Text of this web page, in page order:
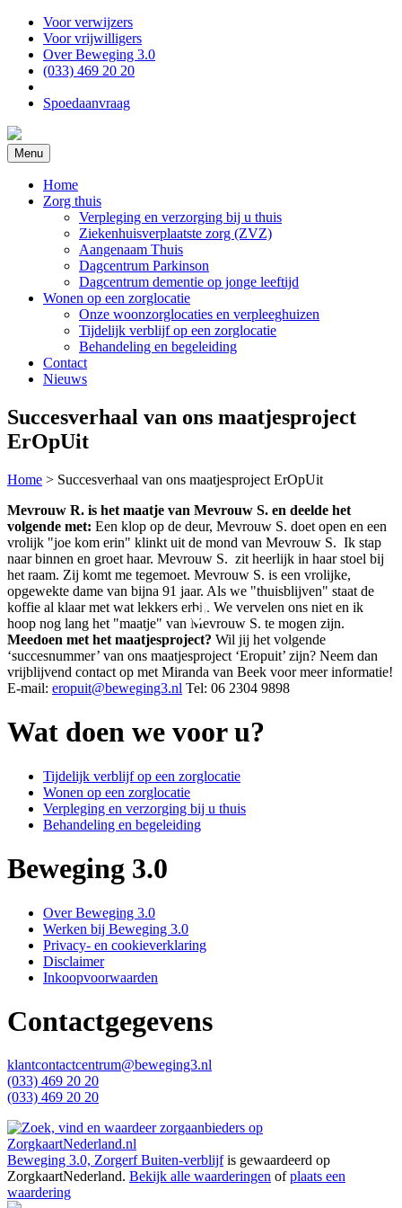
Voor verwijzers
Voor vrijwilligers
Over Beweging 3.0
(033) 469 20 20
Spoedaanvraag
Menu
Home
Zorg thuis
Verpleging en verzorging bij u thuis
Ziekenhuisverplaatste zorg (ZVZ)
Aangenaam Thuis
Dagcentrum Parkinson
Dagcentrum dementie op jonge leeftijd
Wonen op een zorglocatie
Onze woonzorglocaties en verpleeghuizen
Tijdelijk verblijf op een zorglocatie
Behandeling en begeleiding
Contact
Nieuws
Succesverhaal van ons maatjesproject
ErOpUit
Home > Succesverhaal van ons maatjesproject ErOpUit
Mevrouw R. is het maatje van Mevrouw S. en deelde het
volgende met: Een klop op de deur, Mevrouw S. doet open en een
vrolijk "joe kom erin" klinkt uit de mond van Mevrouw S. Ik stap
naar binnen en groet haar. Mevrouw S. zit heerlijk in haar stoel bij
het raam. Zij komt me tegemoet. Mevrouw S. is een vrolijke,
opgewekte dame van bijna 91 jaar. Als we "thuisblijven" staat de
koffie al klaar met wat lekkers erbij. We vervelen ons niet en ik
hoop nog lang het "maatje" van Mevrouw S. te mogen zijn.
Meedoen met het maatjesproject? Wil jij het volgende
‘succesnummer’ van ons maatjesproject ‘Eropuit’ zijn? Neem dan
vrijblijvend contact op met Miranda van Beek voor meer informatie!
E-mail: eropuit@beweging3.nl Tel: 06 2304 9898
Wat doen we voor u?
Tijdelijk verblijf op een zorglocatie
Wonen op een zorglocatie
Verpleging en verzorging bij u thuis
Behandeling en begeleiding
Beweging 3.0
Over Beweging 3.0
Werken bij Beweging 3.0
Privacy- en cookieverklaring
Disclaimer
Inkoopvoorwaarden
Contactgegevens
klantcontactcentrum@beweging3.nl
(033) 469 20 20
(033) 469 20 20
Beweging 3.0, Zorgerf Buiten-verblijfis gewaardeerd op
ZorgkaartNederland. Bekijk alle waarderingen ofplaats een
waardering